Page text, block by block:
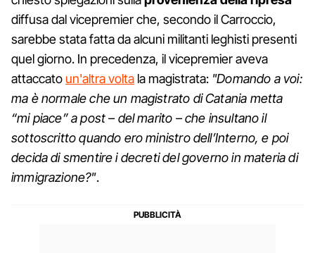
diffusa dal vicepremier che, secondo il Carroccio,
sarebbe stata fatta da alcuni militanti leghisti presenti
quel giorno. In precedenza, il vicepremier aveva
attaccato un'altra volta la magistrata: "Domando a voi:
ma è normale che un magistrato di Catania metta
“mi piace” a post – del marito – che insultano il
sottoscritto quando ero ministro dell’Interno, e poi
decida di smentire i decreti del governo in materia di
immigrazione?".